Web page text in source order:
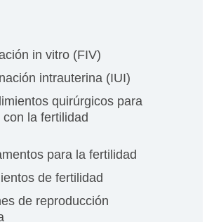
in vitro (FIV)
intrauterina (IUI)
quirúrgicos para
con la fertilidad
para la fertilidad
de fertilidad
de reproducción